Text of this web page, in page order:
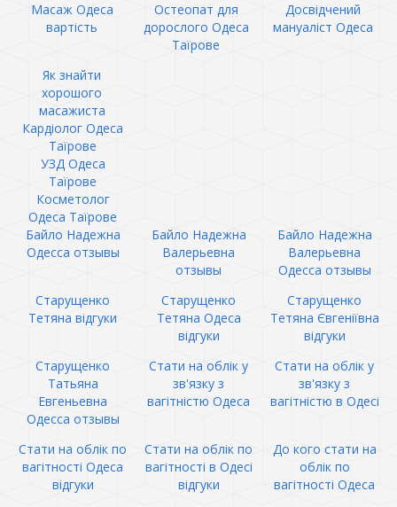
Масаж Одеса
вартість
Остеопат для
дорослого Одеса
Таїрове
Досвідчений
мануаліст Одеса
Як знайти
хорошого
масажиста
Кардіолог Одеса
Таїрове
УЗД Одеса
Таїрове
Косметолог
Одеса Таїрове
Байло Надежна
Одесса отзывы
Байло Надежна
Валерьевна
отзывы
Байло Надежна
Валерьевна
Одесса отзывы
Старущенко
Тетяна відгуки
Старущенко
Тетяна Одеса
відгуки
Старущенко
Тетяна Євгеніївна
відгуки
Старущенко
Татьяна
Евгеньевна
Одесса отзывы
Стати на облік у
зв'язку з
вагітністю Одеса
Стати на облік у
зв'язку з
вагітністю в Одесі
Стати на облік по
вагітності Одеса
відгуки
Стати на облік по
вагітності в Одесі
відгуки
До кого стати на
облік по
вагітності Одеса